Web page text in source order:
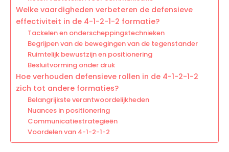
Welke vaardigheden verbeteren de defensieve
effectiviteit in de 4-1-2-1-2 formatie?
Tackelen en onderscheppingstechnieken
Begrijpen van de bewegingen van de tegenstander
Ruimtelijk bewustzijn en positionering
Besluitvorming onder druk
Hoe verhouden defensieve rollen in de 4-1-2-1-2
zich tot andere formaties?
Belangrijkste verantwoordelijkheden
Nuances in positionering
Communicatiestrategieën
Voordelen van 4-1-2-1-2